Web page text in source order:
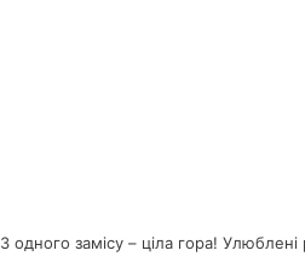
З одного замісу – ціла гора!